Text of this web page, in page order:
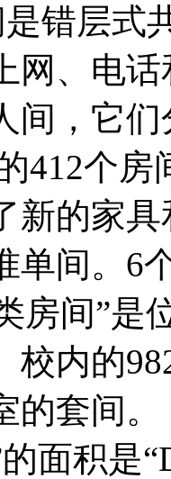
错层式
网、电
间，它
412个
新的家
单间。6
房间”是
校内的
的套间
面积是